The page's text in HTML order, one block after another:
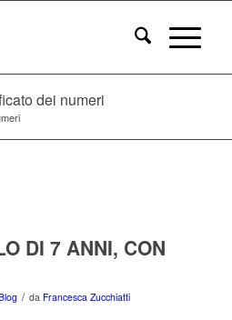
dei numeri
DI 7 ANNI, CON
/ da Francesca Zucchiatti